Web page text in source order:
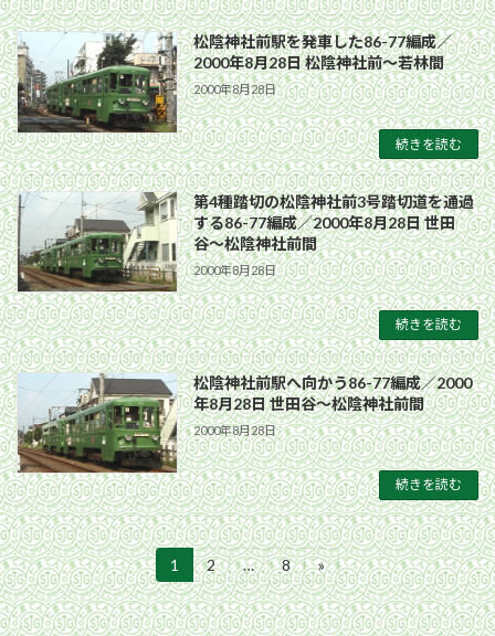
松陰神社前駅を発車した86-77編成／
2000年8月28日 松陰神社前〜若林間
2000年8月28日
続きを読む
第4種踏切の松陰神社前3号踏切道を通過
する86-77編成／2000年8月28日 世田
谷〜松陰神社前間
2000年8月28日
続きを読む
松陰神社前駅へ向かう86-77編成／2000
年8月28日 世田谷〜松陰神社前間
2000年8月28日
続きを読む
投
稿
固
定
ペ
ー
1
固
定
ペ
ー
2 …
固
定
ペ
ー
8 »